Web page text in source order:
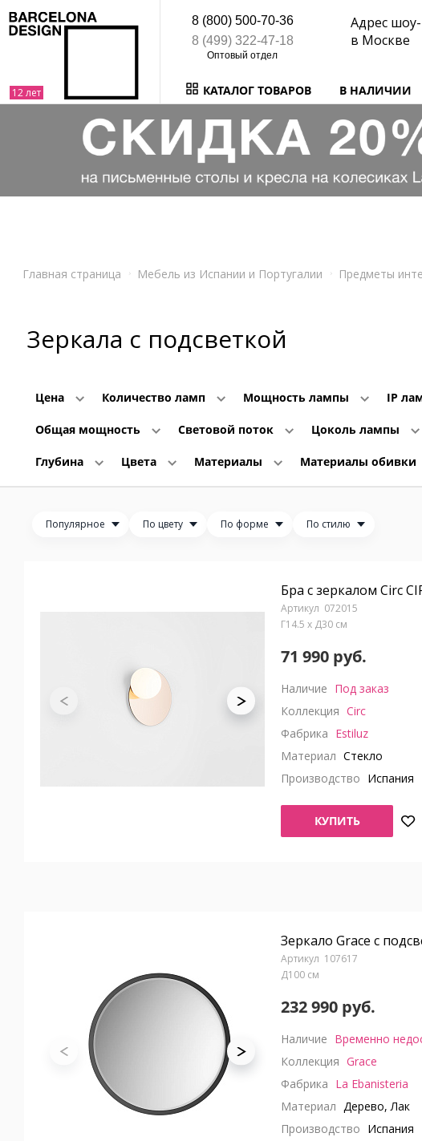
8 (800) 500-70-36
8 (499) 322-47-18
Адрес
в Москве
КАТАЛОГ ТОВАРОВ В НАЛИЧИИ
Главная страница Мебель из Испании и Португалии Предметы
Зеркала с подсветкой
Цена Количество ламп Мощность лампы IP
Общая мощность Световой поток Цоколь лампы
Глубина Цвета Материалы Материалы обивки
Популярное По цвету По форме По стилю
Бра с зеркалом Circ
072015
Г14.5 x Д30 см
71 990 руб.
Наличие Под заказ
Коллекция Circ
Фабрика Estiluz
Материал Стекло
Производство Испания
КУПИТЬ
Зеркало Grace с
107617
Д100 см
232 990 руб.
Наличие Временно
Коллекция Grace
Фабрика La Ebanisteria
Материал Дерево, Лак
Производство Испания